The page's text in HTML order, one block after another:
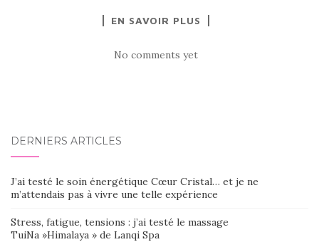
EN SAVOIR PLUS
No comments yet
DERNIERS ARTICLES
J’ai testé le soin énergétique Cœur Cristal… et je ne
m’attendais pas à vivre une telle expérience
Stress, fatigue, tensions : j’ai testé le massage
TuiNa »Himalaya » de Lanqi Spa